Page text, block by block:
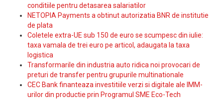
conditiile pentru detasarea salariatilor
NETOPIA Payments a obtinut autorizatia BNR de institutie
de plata
Coletele extra-UE sub 150 de euro se scumpesc din iulie:
taxa vamala de trei euro pe articol, adaugata la taxa
logistica
Transformarile din industria auto ridica noi provocari de
preturi de transfer pentru grupurile multinationale
CEC Bank finanteaza investitiile verzi si digitale ale IMM-
urilor din productie prin Programul SME Eco-Tech